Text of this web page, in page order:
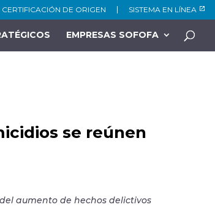
CERTIFICACIÓN DE ORIGEN SISTEMA EN LÍNEA
EMPRESAS SOFOFA
se reúnen
aumento de hechos delictivos